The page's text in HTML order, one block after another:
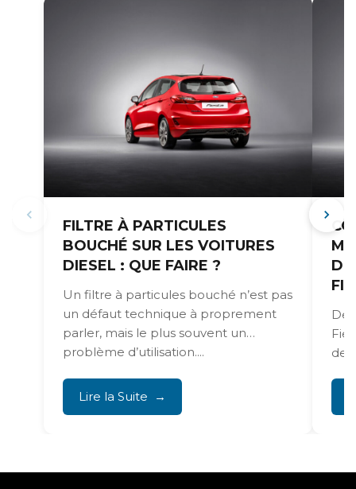
FILTRE À PARTICULES
BOUCHÉ SUR LES VOITURES
DIESEL : QUE FAIRE ?
Un filtre à particules bouché n’est pas
un défaut technique à proprement
parler, mais le plus souvent un
problème d’utilisation....
Lire la Suite
De
de